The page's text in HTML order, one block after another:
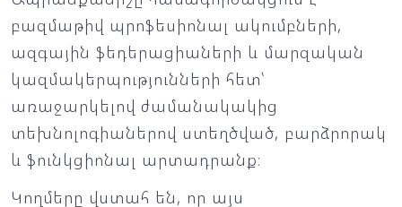
բազմաթիվ պրոֆեսիոնալ ակումբների,
ազգային ֆեդերացիաների և մարզական
կազմակերպությունների հետ՝
առաջարկելով ժամանակակից
տեխնոլոգիաներով ստեղծված, բարձրորակ
և ֆունկցիոնալ արտադրանք։
Կողմերը վստահ են, որ այս